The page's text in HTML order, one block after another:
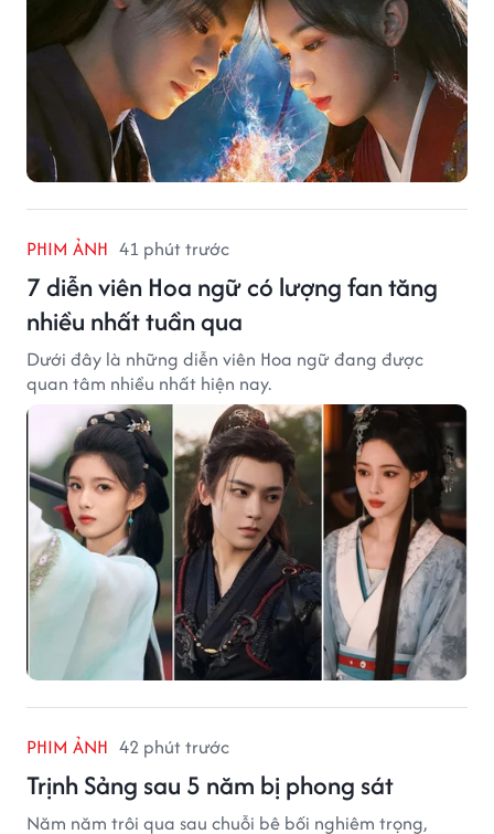
PHIM ẢNH 41 phút trước
7 diễn viên Hoa ngữ có lượng fan tăng
nhiều nhất tuần qua
Dưới đây là những diễn viên Hoa ngữ đang được
quan tâm nhiều nhất hiện nay.
PHIM ẢNH 42 phút trước
Trịnh Sảng sau 5 năm bị phong sát
Năm năm trôi qua sau chuỗi bê bối nghiêm trọng,